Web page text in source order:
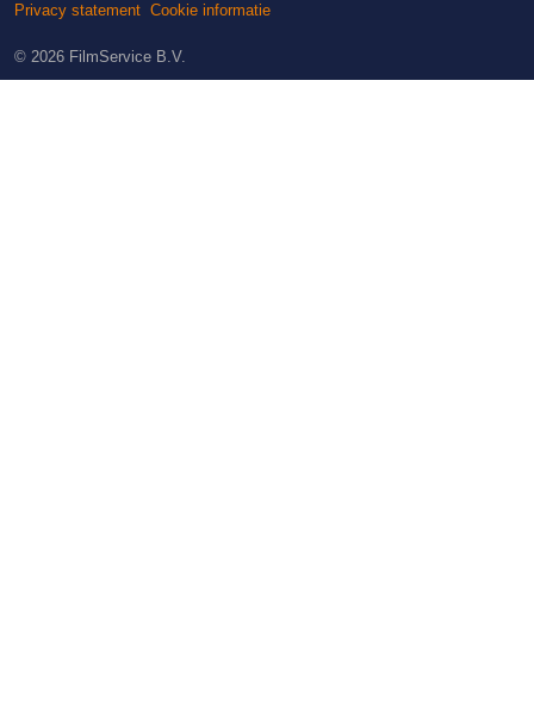
Privacy statement Cookie informatie
© 2026 FilmService B.V.